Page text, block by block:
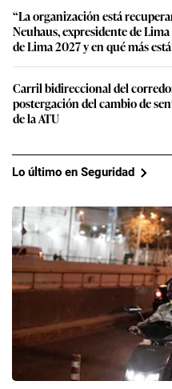
“La organización está
Neuhaus, expresidente de
de Lima 2027 y en qué más
Carril bidireccional del
postergación del cambio de
de la ATU
Lo último en Seguridad